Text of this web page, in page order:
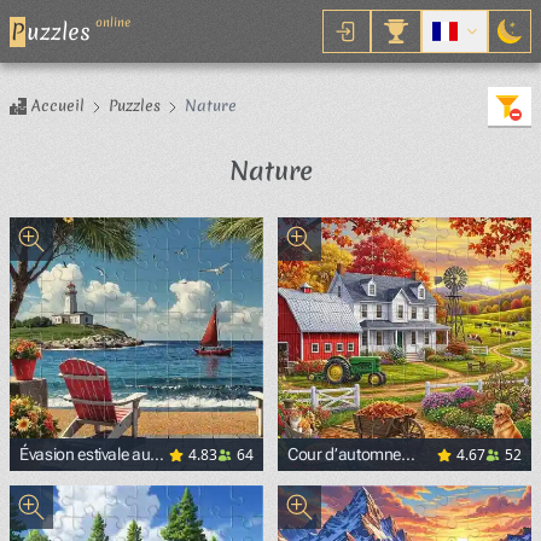
Puzzles online
Accueil Puzzles Nature
Nature
Évasion estivale au
bord de la mer
4.83 64
Cour d’automne
chaleureuse
4.67 52